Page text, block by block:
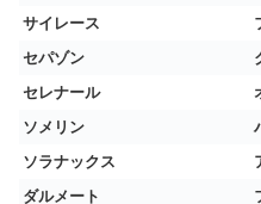
サイレース
セパゾン
セレナール
ソメリン
ソラナックス
ダルメート